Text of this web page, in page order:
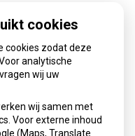
uw klachten
kaakgewricht en uw
Hij kijkt of uw
en of ze goed
geluiden in uw
goed
hoe ver u uw mond
u willen weten of u
andere spanningen.
cookies
cookies zodat deze
analytische
wij uw
wij samen met
Voor externe inhoud
(Maps, Translate